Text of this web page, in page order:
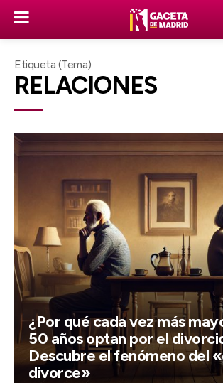
Etiqueta (Tema)
RELACIONES
¿Por qué cada vez más
50 años optan por el
Descubre el fenómeno del
divorce»